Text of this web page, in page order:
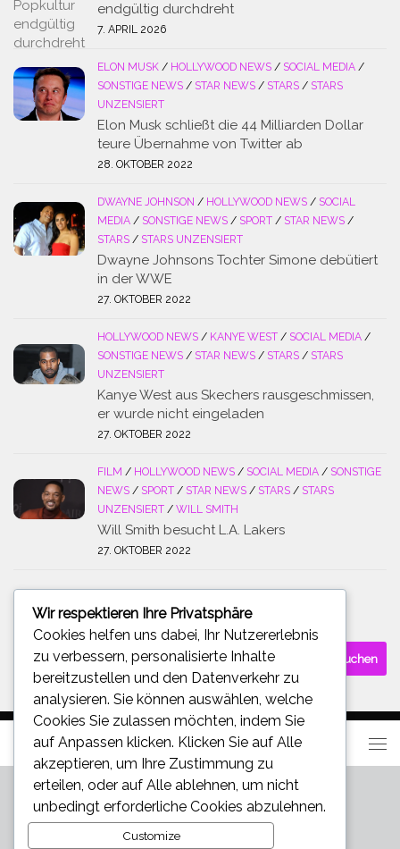
endgültig durchdreht
7. APRIL 2026
ELON MUSK / HOLLYWOOD NEWS / SOCIAL MEDIA /
SONSTIGE NEWS / STAR NEWS / STARS / STARS
UNZENSIERT
Elon Musk schließt die 44 Milliarden Dollar
teure Übernahme von Twitter ab
28. OKTOBER 2022
DWAYNE JOHNSON / HOLLYWOOD NEWS / SOCIAL
MEDIA / SONSTIGE NEWS / SPORT / STAR NEWS /
STARS / STARS UNZENSIERT
Dwayne Johnsons Tochter Simone debütiert
in der WWE
27. OKTOBER 2022
HOLLYWOOD NEWS / KANYE WEST / SOCIAL MEDIA /
SONSTIGE NEWS / STAR NEWS / STARS / STARS
UNZENSIERT
Kanye West aus Skechers rausgeschmissen,
er wurde nicht eingeladen
27. OKTOBER 2022
FILM / HOLLYWOOD NEWS / SOCIAL MEDIA / SONSTIGE
NEWS / SPORT / STAR NEWS / STARS / STARS
UNZENSIERT / WILL SMITH
Will Smith besucht L.A. Lakers
27. OKTOBER 2022
Suchen
nach:
Wir respektieren Ihre Privatsphäre
Cookies helfen uns dabei, Ihr Nutzererlebnis
zu verbessern, personalisierte Inhalte
bereitzustellen und den Datenverkehr zu
analysieren. Sie können auswählen, welche
Cookies Sie zulassen möchten, indem Sie
auf Anpassen klicken. Klicken Sie auf Alle
akzeptieren , um Ihre Zustimmung zu
erteilen, oder auf Alle ablehnen , um nicht
unbedingt erforderliche Cookies abzulehnen.
Customize